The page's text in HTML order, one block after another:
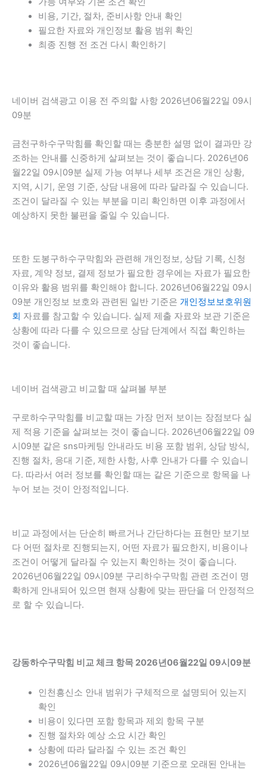
비용, 기간, 절차, 준비사항 안내 확인
필요한 자료와 개인정보 활용 범위 확인
최종 진행 전 조건 다시 확인하기
네이버 검색광고 이용 전 주의할 사항 2026년06월22일 09시
09분
금천구하수구막힘를 확인할 때는 충분한 설명 없이 결과만 강
조하는 안내를 신중하게 살펴보는 것이 좋습니다. 2026년06
월22일 09시09분 실제 가능 여부나 세부 조건은 개인 상황,
지역, 시기, 운영 기준, 상담 내용에 따라 달라질 수 있습니다.
조건이 달라질 수 있는 부분을 미리 확인하면 이후 과정에서
예상하지 못한 불편을 줄일 수 있습니다.
또한 도봉구하수구막힘와 관련해 개인정보, 상담 기록, 신청
자료, 계약 정보, 결제 정보가 필요한 경우에는 자료가 필요한
이유와 활용 범위를 확인해야 합니다. 2026년06월22일 09시
09분 개인정보 보호와 관련된 일반 기준은 개인정보보호위원
회 자료를 참고할 수 있습니다. 실제 제출 자료와 보관 기준은
상황에 따라 다를 수 있으므로 상담 단계에서 직접 확인하는
것이 좋습니다.
네이버 검색광고 비교할 때 살펴볼 부분
구로하수구막힘를 비교할 때는 가장 먼저 보이는 장점보다 실
제 적용 기준을 살펴보는 것이 좋습니다. 2026년06월22일 09
시09분 같은 sns마케팅 안내라도 비용 포함 범위, 상담 방식,
진행 절차, 응대 기준, 제한 사항, 사후 안내가 다를 수 있습니
다. 따라서 여러 정보를 확인할 때는 같은 기준으로 항목을 나
누어 보는 것이 안정적입니다.
비교 과정에서는 단순히 빠르거나 간단하다는 표현만 보기보
다 어떤 절차로 진행되는지, 어떤 자료가 필요한지, 비용이나
조건이 어떻게 달라질 수 있는지 확인하는 것이 좋습니다.
2026년06월22일 09시09분 구리하수구막힘 관련 조건이 명
확하게 안내되어 있으면 현재 상황에 맞는 판단을 더 안정적으
로 할 수 있습니다.
강동하수구막힘 비교 체크 항목 2026년06월22일 09시09분
인천흥신소 안내 범위가 구체적으로 설명되어 있는지
확인
비용이 있다면 포함 항목과 제외 항목 구분
진행 절차와 예상 소요 시간 확인
상황에 따라 달라질 수 있는 조건 확인
2026년06월22일 09시09분 기준으로 오래된 안내는